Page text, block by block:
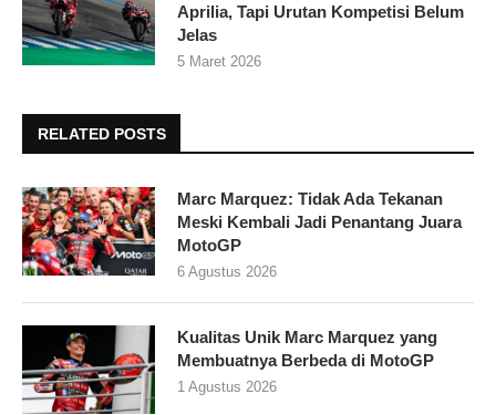
Aprilia, Tapi Urutan Kompetisi Belum
Jelas
5 Maret 2026
RELATED POSTS
Marc Marquez: Tidak Ada Tekanan
Meski Kembali Jadi Penantang Juara
MotoGP
6 Agustus 2026
Kualitas Unik Marc Marquez yang
Membuatnya Berbeda di MotoGP
1 Agustus 2026